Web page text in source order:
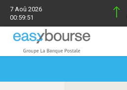
7 Aoû 2026
00:59:51